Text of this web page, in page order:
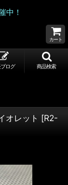
中！
カート
ログ 商品検索
オレット [R2-